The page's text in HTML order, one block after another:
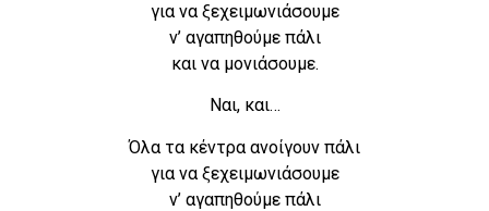
για να ξεχειμωνιάσουμε
ν’ αγαπηθούμε πάλι
και να μονιάσουμε.
Ναι, και…
Όλα τα κέντρα ανοίγουν πάλι
για να ξεχειμωνιάσουμε
ν’ αγαπηθούμε πάλι